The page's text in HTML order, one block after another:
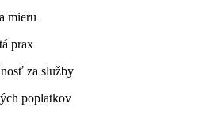
mieru
prax
za služby
poplatkov